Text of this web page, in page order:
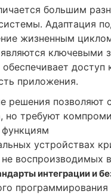
большим
Адаптация
жизненным
являются ключевыми
обеспечивает
приложения.
решения позволяют
но требуют
устройствах
воспроизводимых
интеграции и
программирования